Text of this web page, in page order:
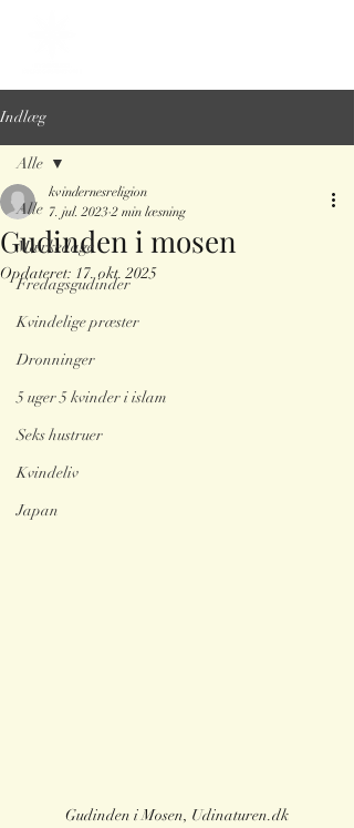
Indlæg
Alle
Mærkedage
Fredagsgudinder
Kvindelige præster
Dronninger
5 uger 5 kvinder i islam
Seks hustruer
Kvindeliv
Japan
Alle
Gudinden i mosen
kvindernesreligion
7. jul. 2023 2 min læsning
Opdateret: 17. okt. 2025
Gudinden i Mosen, Udinaturen.dk